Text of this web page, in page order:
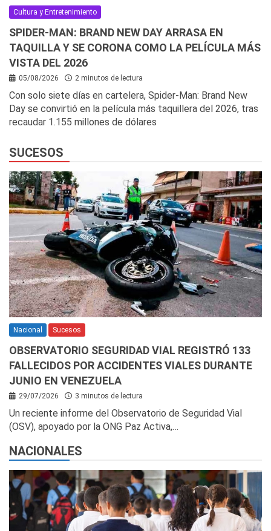
Cultura y Entretenimiento
SPIDER-MAN: BRAND NEW DAY ARRASA EN
TAQUILLA Y SE CORONA COMO LA PELÍCULA MÁS
VISTA DEL 2026
05/08/2026 2 minutos de lectura
Con solo siete días en cartelera, Spider-Man: Brand New
Day se convirtió en la película más taquillera del 2026, tras
recaudar 1.155 millones de dólares
SUCESOS
Nacional Sucesos
OBSERVATORIO SEGURIDAD VIAL REGISTRÓ 133
FALLECIDOS POR ACCIDENTES VIALES DURANTE
JUNIO EN VENEZUELA
29/07/2026 3 minutos de lectura
Un reciente informe del Observatorio de Seguridad Vial
(OSV), apoyado por la ONG Paz Activa,…
NACIONALES